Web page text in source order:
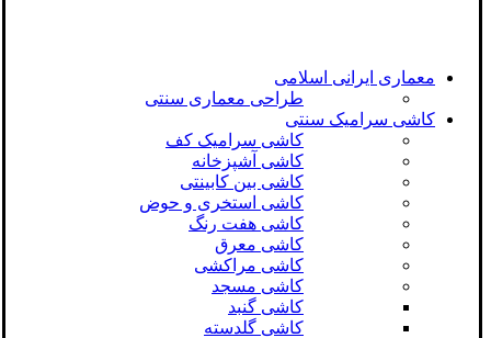
معماری ایرانی اسلامی
طراحی معماری سنتی
کاشی سرامیک سنتی
کاشی سرامیک کف
کاشی آشپزخانه
کاشی بین کابینتی
کاشی استخری و حوض
کاشی هفت رنگ
کاشی معرق
کاشی مراکشی
کاشی مسجد
کاشی گنبد
کاشی گلدسته